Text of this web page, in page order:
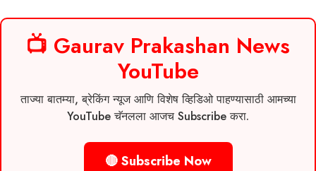
📺 Gaurav Prakashan News
YouTube
ताज्या बातम्या, ब्रेकिंग न्यूज आणि विशेष व्हिडिओ पाहण्यासाठी आमच्या
YouTube चॅनलला आजच Subscribe करा.
🔴 Subscribe Now